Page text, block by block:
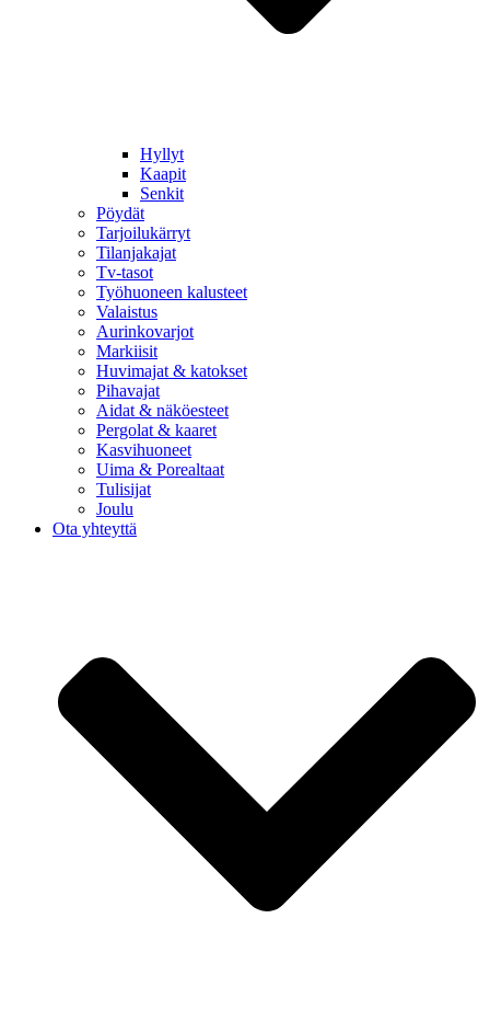
Hyllyt
Kaapit
Senkit
Pöydät
Tarjoilukärryt
Tilanjakajat
Tv-tasot
Työhuoneen kalusteet
Valaistus
Aurinkovarjot
Markiisit
Huvimajat & katokset
Pihavajat
Aidat & näköesteet
Pergolat & kaaret
Kasvihuoneet
Uima & Porealtaat
Tulisijat
Joulu
Ota yhteyttä